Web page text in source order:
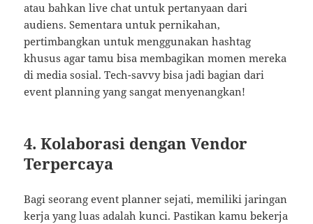
atau bahkan live chat untuk pertanyaan dari
audiens. Sementara untuk pernikahan,
pertimbangkan untuk menggunakan hashtag
khusus agar tamu bisa membagikan momen mereka
di media sosial. Tech-savvy bisa jadi bagian dari
event planning yang sangat menyenangkan!
4. Kolaborasi dengan Vendor
Terpercaya
Bagi seorang event planner sejati, memiliki jaringan
kerja yang luas adalah kunci. Pastikan kamu bekerja